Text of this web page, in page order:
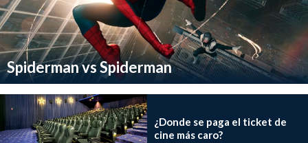
Spiderman vs Spiderman
¿Donde se paga el ticket de
cine más caro?